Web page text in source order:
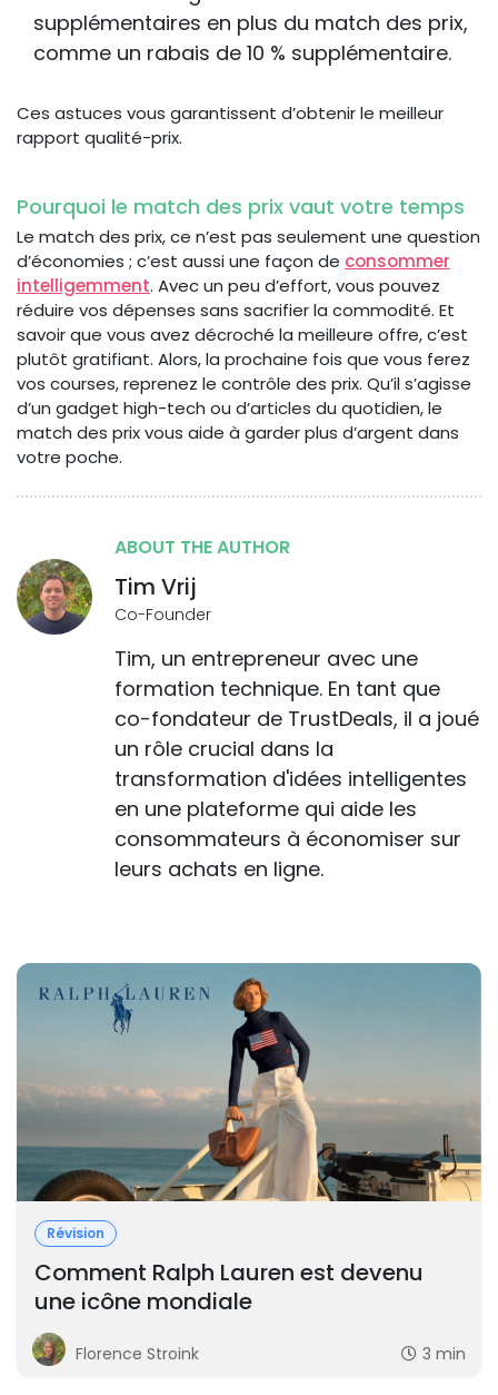
supplémentaires en plus du match des prix,
comme un rabais de 10 % supplémentaire.
Ces astuces vous garantissent d’obtenir le meilleur
rapport qualité-prix.
Pourquoi le match des prix vaut votre temps
Le match des prix, ce n’est pas seulement une question
d’économies ; c’est aussi une façon de consommer
intelligemment. Avec un peu d’effort, vous pouvez
réduire vos dépenses sans sacrifier la commodité. Et
savoir que vous avez décroché la meilleure offre, c’est
plutôt gratifiant. Alors, la prochaine fois que vous ferez
vos courses, reprenez le contrôle des prix. Qu’il s’agisse
d’un gadget high-tech ou d’articles du quotidien, le
match des prix vous aide à garder plus d’argent dans
votre poche.
ABOUT THE AUTHOR
Tim Vrij
Co-Founder
Tim, un entrepreneur avec une
formation technique. En tant que
co-fondateur de TrustDeals, il a joué
un rôle crucial dans la
transformation d'idées intelligentes
en une plateforme qui aide les
consommateurs à économiser sur
leurs achats en ligne.
Révision
Comment Ralph Lauren est devenu
une icône mondiale
Florence Stroink 3 min